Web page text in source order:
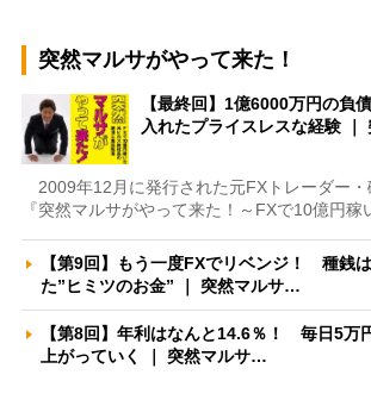
突然マルサがやって来た！
【最終回】1億6000万円の負
入れたプライスレスな経験
2009年12月に発行された元FXトレーダー・
『突然マルサがやって来た！～FXで10億円
【第9回】もう一度FXでリベンジ！ 種銭
た”ヒミツのお金” ｜ 突然マルサ…
【第8回】年利はなんと14.6％！ 毎日5万
上がっていく ｜ 突然マルサ…